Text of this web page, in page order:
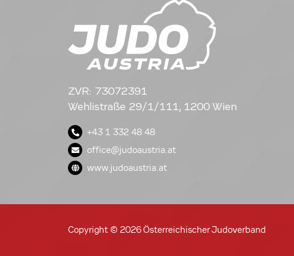
ZVR: 73072391
Wehlistraße 29/1/111, 1200 Wien
+43 1 332 48 48
office@judoaustria.at
www.judoaustria.at
Copyright © 2026 Österreichischer Judoverband